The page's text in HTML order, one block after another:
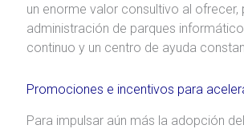
un enorme valor consultivo al ofrecer,
administración de parques
continuo y un centro de ayuda
Promociones e incentivos para
Para impulsar aún más la adopción